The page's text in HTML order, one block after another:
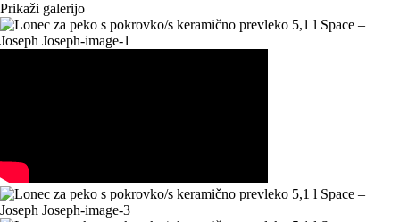
Prikaži galerijo